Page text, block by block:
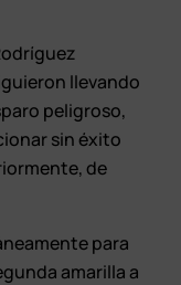
llevando
peligroso,
sin éxito
de
para
amarilla a